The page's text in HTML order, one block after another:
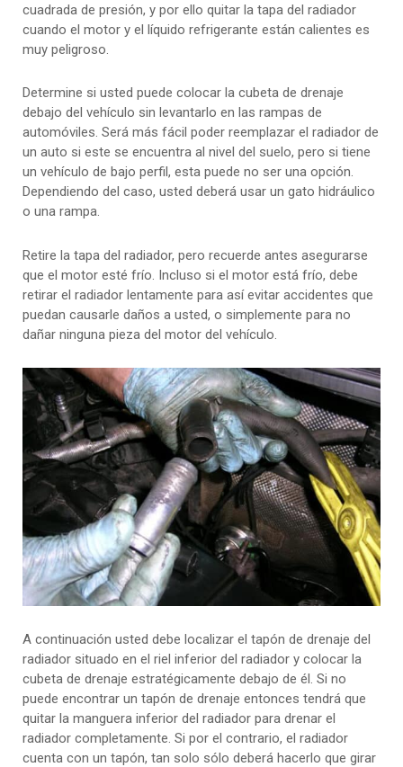
cuadrada de presión, y por ello quitar la tapa del radiador
cuando el motor y el líquido refrigerante están calientes es
muy peligroso.
Determine si usted puede colocar la cubeta de drenaje
debajo del vehículo sin levantarlo en las rampas de
automóviles. Será más fácil poder reemplazar el radiador de
un auto si este se encuentra al nivel del suelo, pero si tiene
un vehículo de bajo perfil, esta puede no ser una opción.
Dependiendo del caso, usted deberá usar un gato hidráulico
o una rampa.
Retire la tapa del radiador, pero recuerde antes asegurarse
que el motor esté frío. Incluso si el motor está frío, debe
retirar el radiador lentamente para así evitar accidentes que
puedan causarle daños a usted, o simplemente para no
dañar ninguna pieza del motor del vehículo.
A continuación usted debe localizar el tapón de drenaje del
radiador situado en el riel inferior del radiador y colocar la
cubeta de drenaje estratégicamente debajo de él. Si no
puede encontrar un tapón de drenaje entonces tendrá que
quitar la manguera inferior del radiador para drenar el
radiador completamente. Si por el contrario, el radiador
cuenta con un tapón, tan solo sólo deberá hacerlo que girar